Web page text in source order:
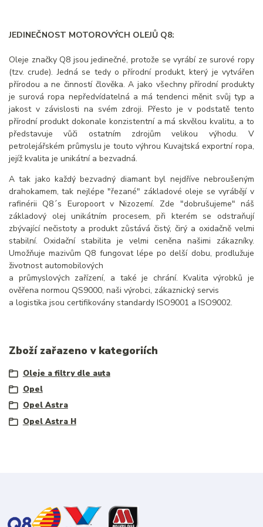
JEDINEČNOST MOTOROVÝCH OLEJŮ Q8:
Oleje značky Q8 jsou jedinečné, protože se vyrábí ze surové ropy
(tzv. crude). Jedná se tedy o přírodní produkt, který je vytvářen
přírodou a ne činností člověka. A jako všechny přírodní produkty
je surová ropa nepředvídatelná a má tendenci měnit svůj typ a
jakost v závislosti na svém zdroji. Přesto je v podstatě tento
přírodní produkt dokonale konzistentní a má skvělou kvalitu, a to
představuje vůči ostatním zdrojům velikou výhodu. V
petrolejářském průmyslu je touto výhrou Kuvajtská exportní ropa,
jejíž kvalita je unikátní a bezvadná.
A tak jako každý bezvadný diamant byl nejdříve nebroušeným
drahokamem, tak nejlépe "řezané" základové oleje se vyrábějí v
rafinérii Q8´s Europoort v Nizozemí. Zde "dobrušujeme" náš
základový olej unikátním procesem, při kterém se odstraňují
zbývající nečistoty a produkt zůstává čistý, čirý a oxidačně velmi
stabilní. Oxidační stabilita je velmi ceněna našimi zákazníky.
Umožňuje mazivům Q8 fungovat lépe po delší dobu, prodlužuje
životnost automobilových
a průmyslových zařízení, a také je chrání. Kvalita výrobků je
ověřena normou QS9000, naši výrobci, zákaznický servis
a logistika jsou certifikovány standardy ISO9001 a ISO9002.
Zboží zařazeno v kategoriích
Oleje a filtry dle auta
Opel
Opel Astra
Opel Astra H